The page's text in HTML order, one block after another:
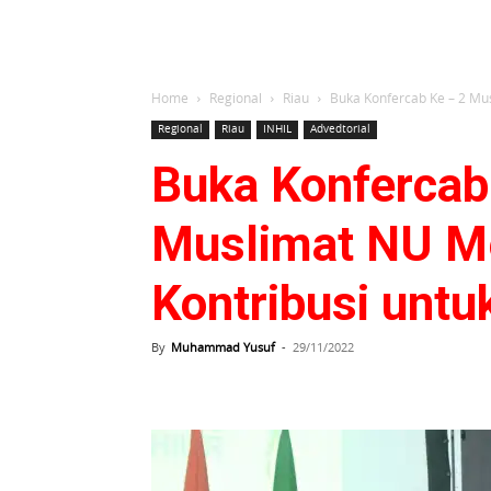
Home Regional Riau Buka Konfercab Ke – 2
Regional Riau INHIL Advedtorial
Buka
Muslimat NU
Kontribusi
By Muhammad Yusuf - 29/11/2022